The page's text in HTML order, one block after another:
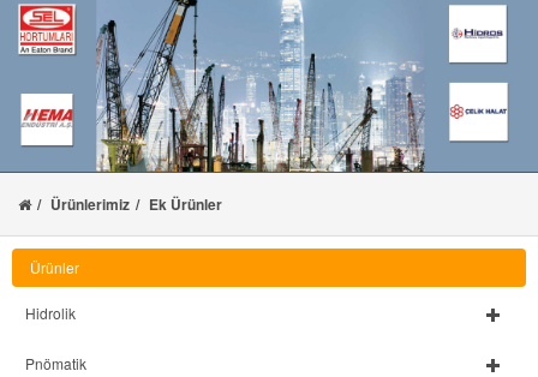
Ürünlerimiz Ek Ürünler
Ürünler
Hidrolik
Pnömatik